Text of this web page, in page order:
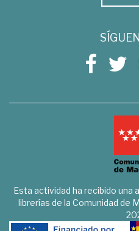
Esta actividad ha recibido una
librerías de la Comunidad de